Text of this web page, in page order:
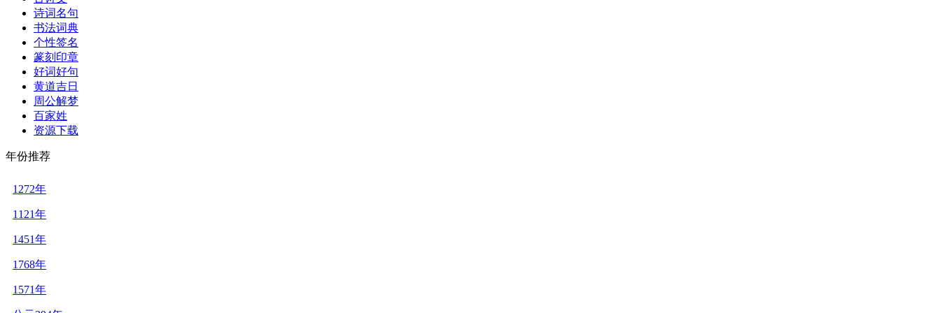
诗词名句
书法词典
个性签名
篆刻印章
好词好句
黄道吉日
周公解梦
百家姓
资源下载
年份推荐
1272年
1121年
1451年
1768年
1571年